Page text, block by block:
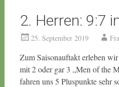
2. Herren: 9:7
25. September 2019
Zum Saisonauftakt erleben
mit 2 oder gar 3 „Men of the
fahren uns 5 Pluspunkte sehr